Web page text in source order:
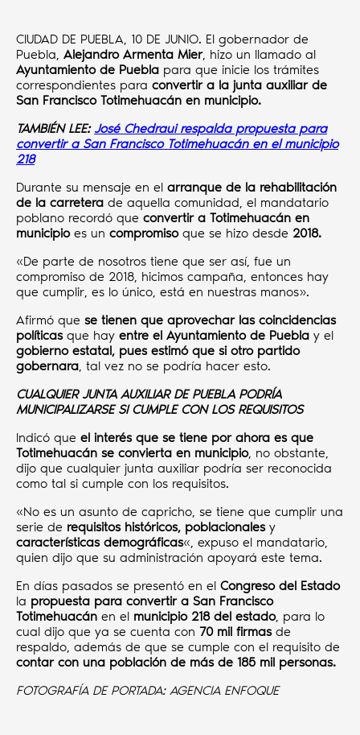
CIUDAD DE PUEBLA, 10 DE JUNIO. El gobernador de
Puebla, Alejandro Armenta Mier, hizo un llamado al
Ayuntamiento de Puebla para que inicie los trámites
correspondientes para convertir a la junta auxiliar de
San Francisco Totimehuacán en municipio.
TAMBIÉN LEE: José Chedraui respalda propuesta para
convertir a San Francisco Totimehuacán en el municipio
218
Durante su mensaje en el arranque de la rehabilitación
de la carretera de aquella comunidad, el mandatario
poblano recordó que convertir a Totimehuacán en
municipioes un compromisoque se hizo desde 2018.
«De parte de nosotros tiene que ser así, fue un
compromiso de 2018, hicimos campaña, entonces hay
que cumplir, es lo único, está en nuestras manos».
Afirmó que se tienen que aprovechar las coincidencias
políticas que hay entre el Ayuntamiento de Puebla y el
gobierno estatal, pues estimó que si otro partido
gobernara, tal vez no se podría hacer esto.
CUALQUIER JUNTA AUXILIAR DE PUEBLA PODRÍA
MUNICIPALIZARSE SI CUMPLE CON LOS REQUISITOS
Indicó que el interés que se tiene por ahora es que
Totimehuacán se convierta en municipio, no obstante,
dijo que cualquier junta auxiliar podría ser reconocida
como tal si cumple con los requisitos.
«No es un asunto de capricho, se tiene que cumplir una
serie de requisitos históricos, poblacionales y
características demográficas«, expuso el mandatario,
quien dijo que su administración apoyará este tema.
En días pasados se presentó en el Congreso del Estado
la propuesta para convertir a San Francisco
Totimehuacán en el municipio 218 del estado, para lo
cual dijo que ya se cuenta con 70 mil firmas de
respaldo, además de que se cumple con el requisito de
contar con una población de más de 185 mil personas.
FOTOGRAFÍA DE PORTADA: AGENCIA ENFOQUE